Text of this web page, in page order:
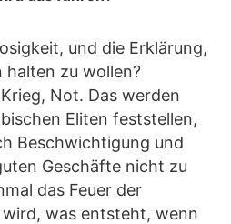
und die Erklärung,
halten zu wollen?
Not. Das werden
Eliten feststellen,
Beschwichtigung und
Geschäfte nicht zu
das Feuer der
was entsteht, wenn